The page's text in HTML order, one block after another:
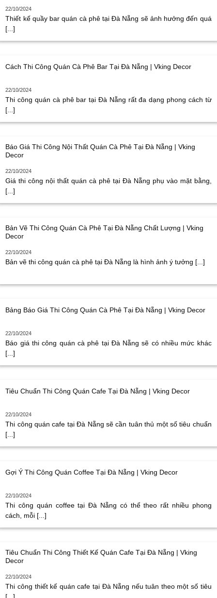
22/10/2024
Thiết kế quầy bar quán cà phê tại Đà Nẵng sẽ ảnh hưởng đến quá
[...]
Cách Thi Công Quán Cà Phê Bar Tại Đà Nẵng | Vking Decor
22/10/2024
Thi công quán cà phê bar tại Đà Nẵng rất đa dạng phong cách từ
[...]
Báo Giá Thi Công Nội Thất Quán Cà Phê Tại Đà Nẵng | Vking
Decor
22/10/2024
Giá thi công nội thất quán cà phê tại Đà Nẵng phụ vào mặt bằng,
[...]
Bản Vẽ Thi Công Quán Cà Phê Tại Đà Nẵng Chất Lượng | Vking
Decor
22/10/2024
Bản vẽ thi công quán cà phê tại Đà Nẵng là hình ảnh ý tưởng [...]
Bảng Báo Giá Thi Công Quán Cà Phê Tại Đà Nẵng | Vking Decor
22/10/2024
Báo giá thi công quán cà phê tại Đà Nẵng sẽ có nhiều mức khác
[...]
Tiêu Chuẩn Thi Công Quán Cafe Tại Đà Nẵng | Vking Decor
22/10/2024
Thi công quán cafe tại Đà Nẵng sẽ cần tuân thủ một số tiêu chuẩn
[...]
Gợi Ý Thi Công Quán Coffee Tại Đà Nẵng | Vking Decor
22/10/2024
Thi công quán coffee tại Đà Nẵng có thể theo rất nhiều phong
cách, mỗi [...]
Tiêu Chuẩn Thi Công Thiết Kế Quán Cafe Tại Đà Nẵng | Vking
Decor
22/10/2024
Thi công thiết kế quán cafe tại Đà Nẵng nếu tuân theo một số tiêu